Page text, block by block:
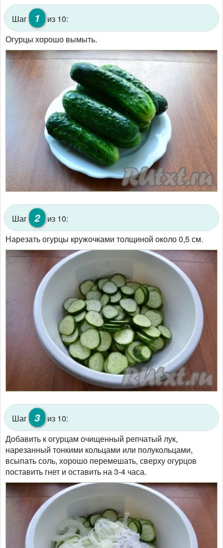
Шаг 1
из 10:
Огурцы хорошо вымыть.
Шаг 2
из 10:
Нарезать огурцы кружочками толщиной около 0,5 см.
Шаг 3
из 10:
Добавить к огурцам очищенный репчатый лук,
нарезанный тонкими кольцами или полукольцами,
всыпать соль, хорошо перемешать, сверху огурцов
поставить гнет и оставить на 3-4 часа.